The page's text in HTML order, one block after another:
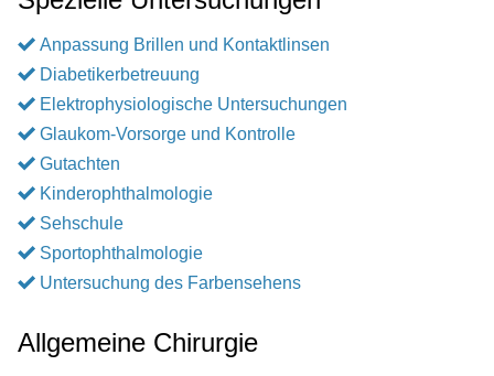
Anpassung Brillen und Kontaktlinsen
Diabetikerbetreuung
Elektrophysiologische Untersuchungen
Glaukom-Vorsorge und Kontrolle
Gutachten
Kinderophthalmologie
Sehschule
Sportophthalmologie
Untersuchung des Farbensehens
Allgemeine Chirurgie